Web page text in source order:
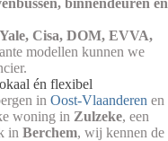
Yale, Cisa, DOM, EVVA,
modellen kunnen we
én flexibel
in Oost-Vlaanderen en
woning in Zulzeke, een
in Berchem, wij kennen de